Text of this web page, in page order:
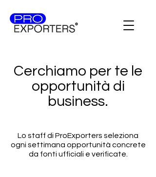
Cerchiamo per te le
opportunità di
business.
Lo staff di ProExporters seleziona
ogni settimana opportunità concrete
da fonti ufficiali e verificate.